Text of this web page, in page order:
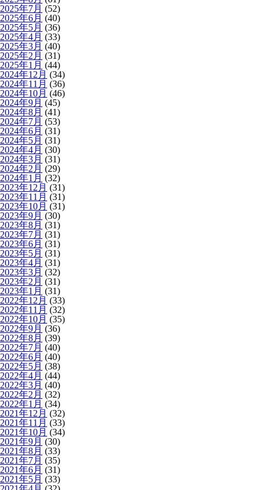
2025年7月 (52)
2025年6月 (40)
2025年5月 (36)
2025年4月 (33)
2025年3月 (40)
2025年2月 (31)
2025年1月 (44)
2024年12月 (34)
2024年11月 (36)
2024年10月 (46)
2024年9月 (45)
2024年8月 (41)
2024年7月 (53)
2024年6月 (31)
2024年5月 (31)
2024年4月 (30)
2024年3月 (31)
2024年2月 (29)
2024年1月 (32)
2023年12月 (31)
2023年11月 (31)
2023年10月 (31)
2023年9月 (30)
2023年8月 (31)
2023年7月 (31)
2023年6月 (31)
2023年5月 (31)
2023年4月 (31)
2023年3月 (32)
2023年2月 (31)
2023年1月 (31)
2022年12月 (33)
2022年11月 (32)
2022年10月 (35)
2022年9月 (36)
2022年8月 (39)
2022年7月 (40)
2022年6月 (40)
2022年5月 (38)
2022年4月 (44)
2022年3月 (40)
2022年2月 (32)
2022年1月 (34)
2021年12月 (32)
2021年11月 (33)
2021年10月 (34)
2021年9月 (30)
2021年8月 (33)
2021年7月 (35)
2021年6月 (31)
2021年5月 (33)